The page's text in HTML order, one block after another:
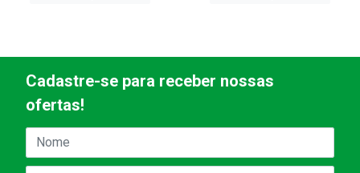
Cadastre-se para receber nossas
ofertas!